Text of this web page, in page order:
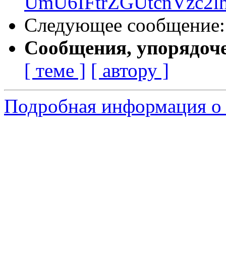
Следующее
Сообщения,
[ теме ] [ автору ]
Подробная информация о